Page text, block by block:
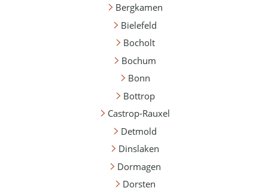
Bergkamen
Bielefeld
Bocholt
Bochum
Bonn
Bottrop
Castrop-Rauxel
Detmold
Dinslaken
Dormagen
Dorsten